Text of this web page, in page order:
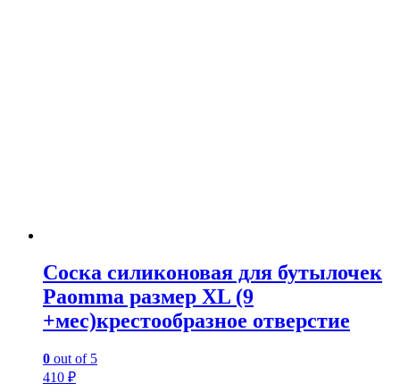
Соска силиконовая для бутылочек
Paomma размер XL (9
+мес)крестообразное отверстие
0 out of 5
410 ₽